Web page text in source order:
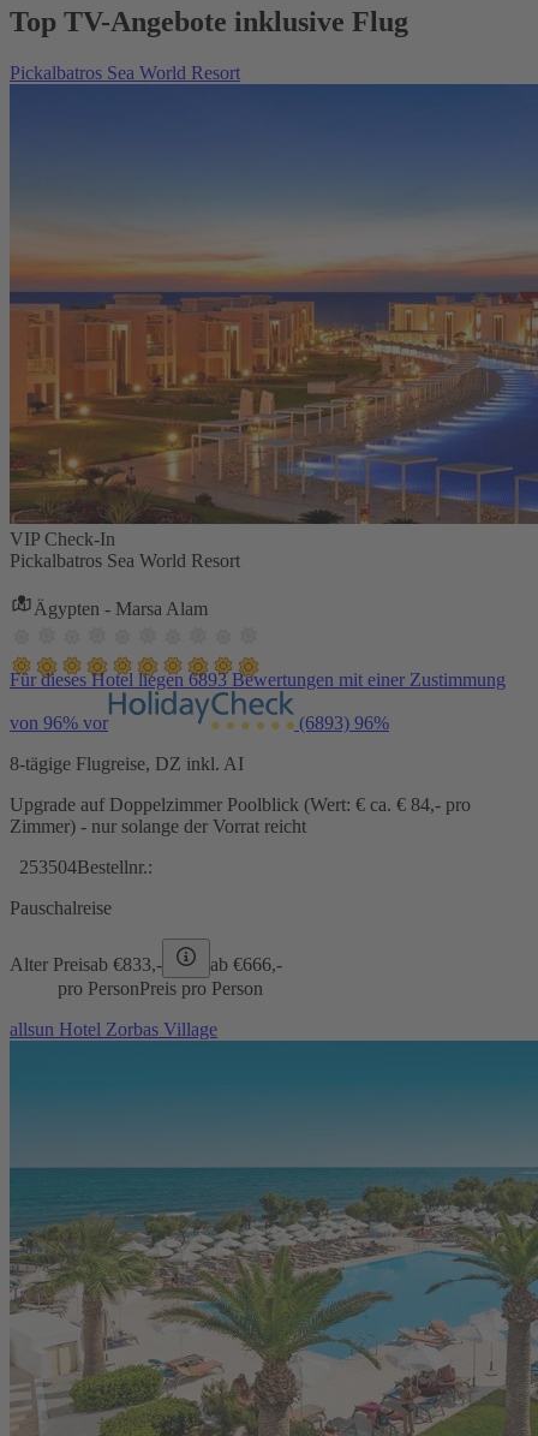
Top TV-Angebote inklusive Flug
Pickalbatros Sea World Resort
VIP Check-In
Pickalbatros Sea World Resort
Ägypten - Marsa Alam
Für dieses Hotel liegen 6893 Bewertungen mit einer Zustimmung
von 96% vor (6893) 96%
8-tägige Flugreise, DZ inkl. AI
Upgrade auf Doppelzimmer Poolblick (Wert: € ca. € 84,- pro
Zimmer) - nur solange der Vorrat reicht
253504Bestellnr.:
Pauschalreise
Alter Preisab €833,- ab €666,-
pro PersonPreis pro Person
allsun Hotel Zorbas Village